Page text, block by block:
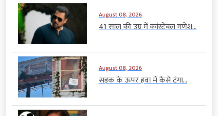
August 08, 2026
41 साल की उम्र में कांस्टेबल गणेश...
August 08, 2026
सड़क के ऊपर हवा में कैसे टंगा...